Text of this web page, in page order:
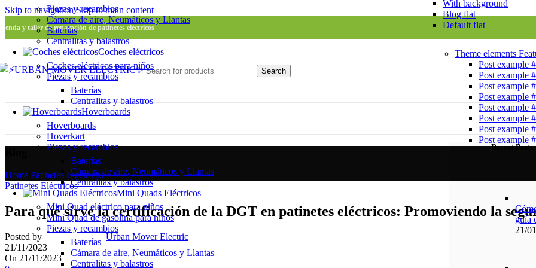
Skip to navigationSkip to main content
y taller de reparación de patinetes eléctricos
Search
Piezas y recambios
Cámara de aire, Neumáticos y Llantas
Baterías
Centralitas y balastros
Coches eléctricos
Coches eléctricos para niños
Piezas y recambios
Baterías
Centralitas y balastros
Hoverboards
Hoverboards
Hoverkart
Piezas y recambios
Baterías
Cámara de aire, Neumáticos y Llantas
Centralitas y balastros
Mini Quads Eléctricos
Mini Quad eléctrico para niños
Mini Quad de gasolina para niños
Piezas y recambios
Baterías
Cámara de aire, Neumáticos y Llantas
Centralitas y balastros
With background
Blog flat
Default flat
Theme elements
Post example
Post example
Post example
Post example
Post example
Post example
Post example
Post example
Recent Posts
guía
21/
Home Patinetes Eléctricos
Patinetes Eléctricos
Para qué sirve la certificación de la DGT en patinetes eléctricos: Promoviendo la
Posted by
Urban Mover Electric
21/11/2023
On 21/11/2023